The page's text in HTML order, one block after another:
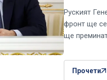
Руският
фронт ще
ще
Прочети